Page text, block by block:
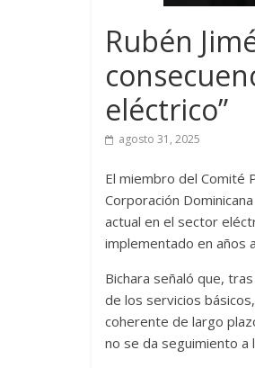
Rubén
eléctrico”
agosto 31, 2025
El miembro del Comité
Corporación
actual en el sector
implementado en años
Bichara señaló que,
de los servicios
coherente de largo
no se da seguimiento